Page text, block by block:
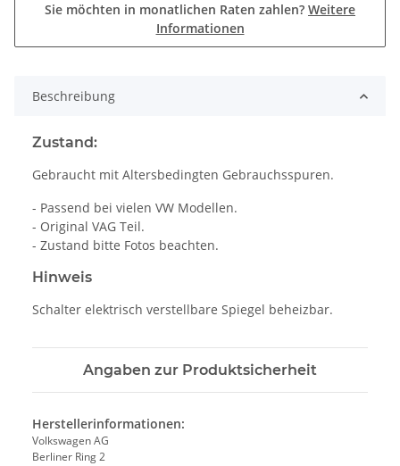
Sie möchten in monatlichen Raten zahlen? Weitere
Informationen
Beschreibung
Zustand:
Gebraucht mit Altersbedingten Gebrauchsspuren.
- Passend bei vielen VW Modellen.
- Original VAG Teil.
- Zustand bitte Fotos beachten.
Hinweis
Schalter elektrisch verstellbare Spiegel beheizbar.
Angaben zur Produktsicherheit
Herstellerinformationen:
Volkswagen AG
Berliner Ring 2